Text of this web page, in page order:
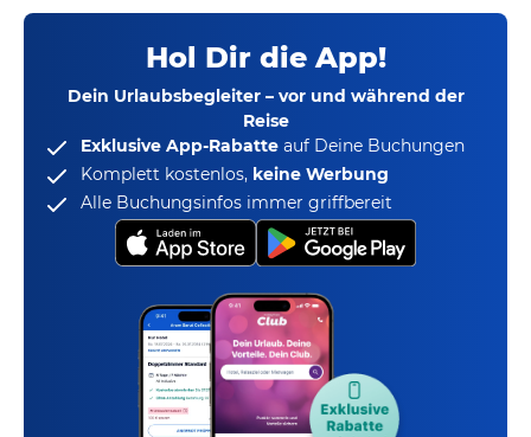
Hol Dir die App!
Dein Urlaubsbegleiter – vor und während der
Reise
Exklusive App-Rabatte auf Deine Buchungen
Komplett kostenlos, keine Werbung
Alle Buchungsinfos immer griffbereit